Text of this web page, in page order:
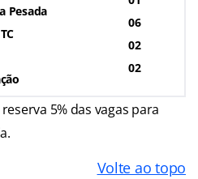
Pesada
06
02
02
5% das vagas para
Volte ao topo